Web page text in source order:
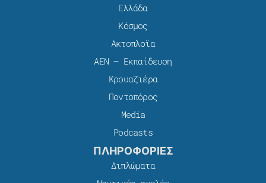
Ελλάδα
Κόσμος
Ακτοπλοϊα
ΑΕΝ – Εκπαίδευση
Κρουαζιέρα
Ποντοπόρος
Media
Podcasts
ΠΛΗΡΟΦΟΡΙΕΣ
Διπλώματα